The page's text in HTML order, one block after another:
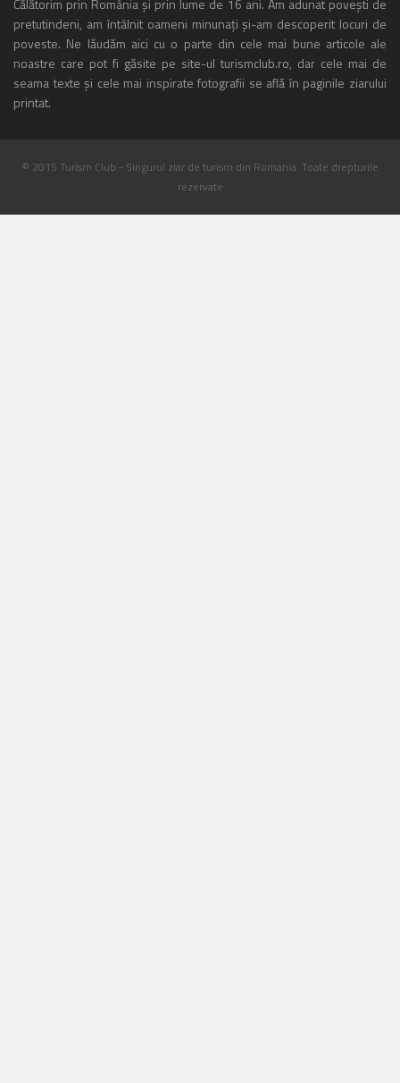
Călătorim prin România și prin lume de 16 ani. Am adunat povești de
pretutindeni, am întâlnit oameni minunați și-am descoperit locuri de
poveste. Ne lăudăm aici cu o parte din cele mai bune articole ale
noastre care pot fi găsite pe site-ul turismclub.ro, dar cele mai de
seama texte și cele mai inspirate fotografii se află în paginile ziarului
printat.
© 2015 Turism Club - Singurul ziar de turism din Romania. Toate drepturile
rezervate